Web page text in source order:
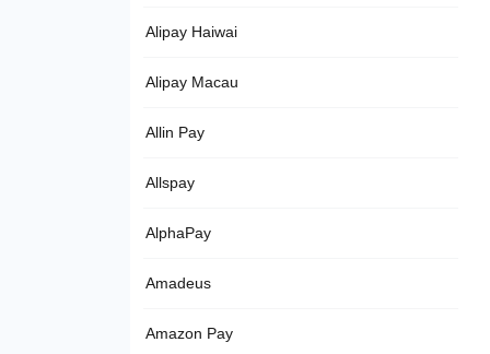
Alipay Haiwai
Alipay Macau
Allin Pay
Allspay
AlphaPay
Amadeus
Amazon Pay